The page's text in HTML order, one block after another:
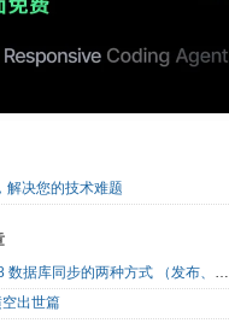
解决您的技术难题
SQL Server 2008 数据库同步的两种方式 （发布、订阅）
出世篇